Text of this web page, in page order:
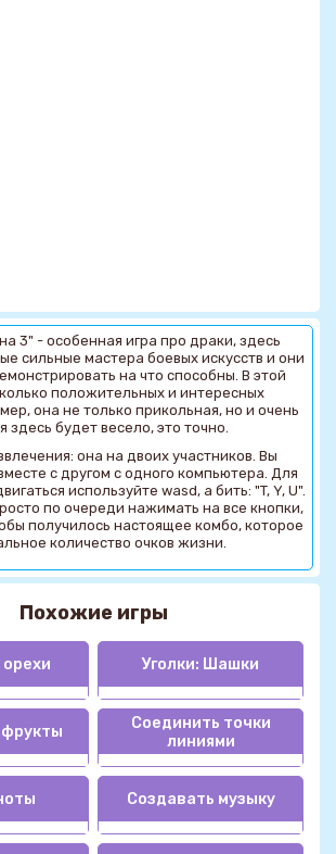
3" - особенная игра про драки, здесь
сильные мастера боевых искусств и они
на что способны. В этой
положительных и интересных
она не только прикольная, но и очень
здесь будет весело, это точно.
она на двоих участников. Вы
с другом с одного компьютера. Для
используйте wasd, а бить: "T, Y, U".
по очереди нажимать на все кнопки,
получилось настоящее комбо, которое
количество очков жизни.
Похожие игры
Уголки: Шашки
Соединить точки
линиями
Создавать музыку